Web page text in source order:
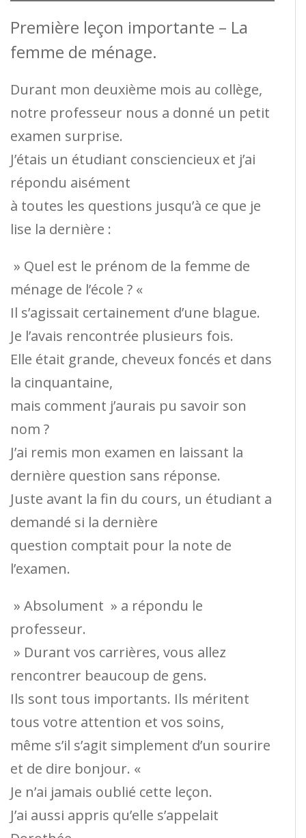
Première leçon importante – La
femme de ménage.
Durant mon deuxième mois au collège,
notre professeur nous a donné un petit
examen surprise.
J’étais un étudiant consciencieux et j’ai
répondu aisément
à toutes les questions jusqu’à ce que je
lise la dernière :
» Quel est le prénom de la femme de
ménage de l’école ? «
Il s’agissait certainement d’une blague.
Je l’avais rencontrée plusieurs fois.
Elle était grande, cheveux foncés et dans
la cinquantaine,
mais comment j’aurais pu savoir son
nom ?
J’ai remis mon examen en laissant la
dernière question sans réponse.
Juste avant la fin du cours, un étudiant a
demandé si la dernière
question comptait pour la note de
l’examen.
» Absolument » a répondu le
professeur.
» Durant vos carrières, vous allez
rencontrer beaucoup de gens.
Ils sont tous importants. Ils méritent
tous votre attention et vos soins,
même s’il s’agit simplement d’un sourire
et de dire bonjour. «
Je n’ai jamais oublié cette leçon.
J’ai aussi appris qu’elle s’appelait